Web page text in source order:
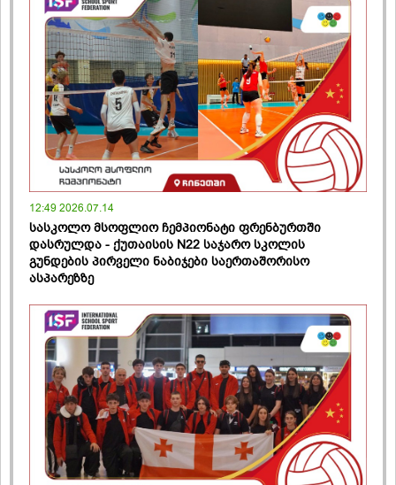
12:49 2026.07.14
სასკოლო მსოფლიო ჩემპიონატი ფრენბურთში
დასრულდა - ქუთაისის N22 საჯარო სკოლის
გუნდების პირველი ნაბიჯები საერთაშორისო
ასპარეზზე